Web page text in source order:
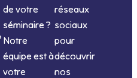
de votre
séminaire ?
Notre
équipe est à
votre
réseaux
sociaux
pour
découvrir
nos